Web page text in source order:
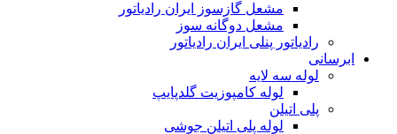
مشعل گازسوز ایران رادیاتور
مشعل دوگانه سوز
رادیاتور پنلی ایران رادیاتور
ابرسانی
لوله سه لایه
لوله کامپوزیت گلدپایپ
پلی اتیلن
لوله پلی اتیلن جوشی